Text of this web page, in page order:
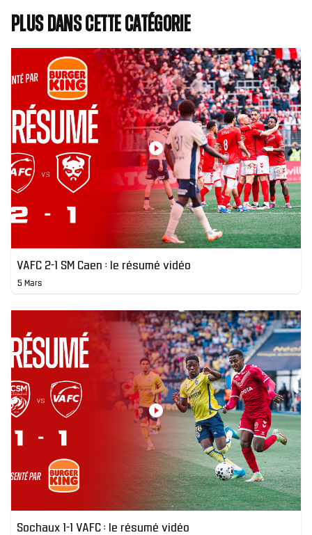
Plus dans cette catégorie
VAFC 2-1 SM Caen : le résumé vidéo
5 Mars
Sochaux 1-1 VAFC : le résumé vidéo